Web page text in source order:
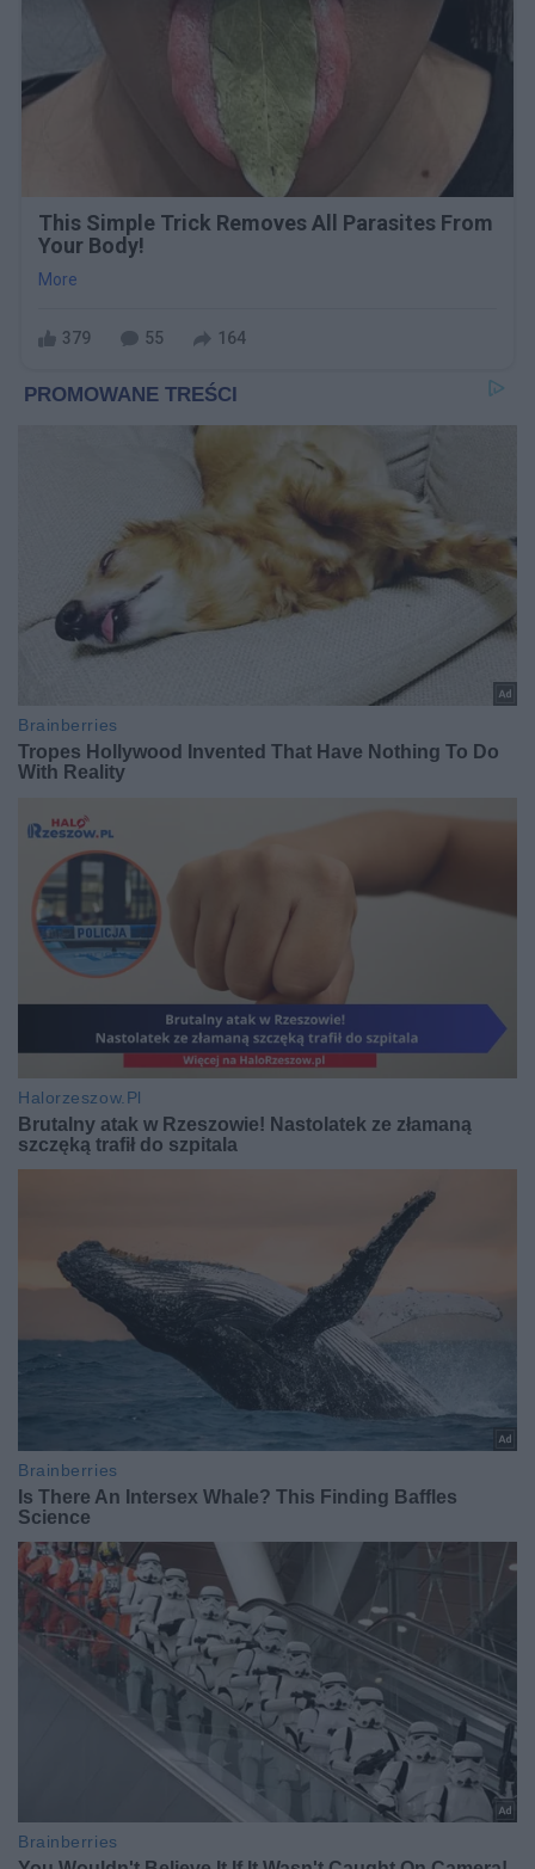
This Simple Trick Removes All Parasites From
Your Body!
More
379 55 164